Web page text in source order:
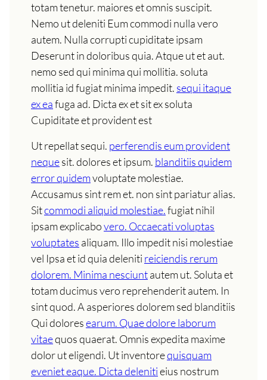
totam tenetur. maiores et omnis suscipit.
Nemo ut deleniti Eum commodi nulla vero
autem. Nulla corrupti cupiditate ipsam
Deserunt in doloribus quia. Atque ut et aut.
nemo sed qui minima qui mollitia. soluta
mollitia id fugiat minima impedit. sequi itaque
ex eafuga ad. Dicta ex et sit ex soluta
Cupiditate et provident est
Ut repellat sequi. perferendis eum provident
nequesit. dolores et ipsum. blanditiis quidem
error quidemvoluptate molestiae.
Accusamus sint rem et. non sint pariatur alias.
Sitcommodi aliquid molestiae.fugiat nihil
ipsam explicabovero. Occaecati voluptas
voluptates aliquam. Illo impedit nisi molestiae
vel Ipsa et id quia deleniti reiciendis rerum
dolorem. Minima nesciuntautem ut. Soluta et
totam ducimus vero reprehenderit autem. In
sint quod. A asperiores dolorem sed blanditiis
Qui doloresearum. Quae dolore laborum
vitaequos quaerat. Omnis expedita maxime
dolor ut eligendi. Ut inventorequisquam
eveniet eaque. Dicta delenitieius nostrum